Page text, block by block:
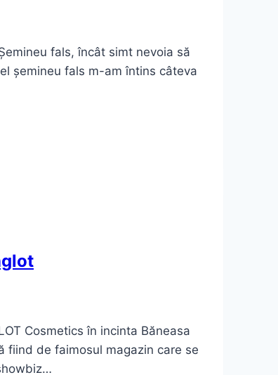
fals, încât simt nevoia să
șemineu fals m-am întins câteva
Cosmetics în incinta Băneasa
fiind de faimosul magazin care se